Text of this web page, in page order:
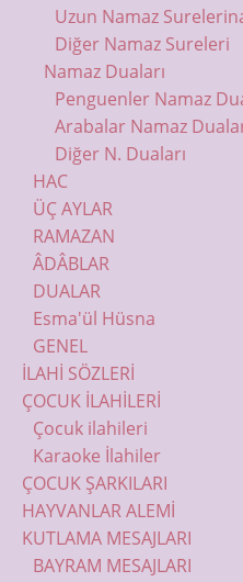
Uzun Namaz Sureleri
Diğer Namaz Sureleri
Namaz Duaları
Penguenler Namaz
Arabalar Namaz
Diğer N. Duaları
HAC
ÜÇ AYLAR
RAMAZAN
ÂDÂBLAR
DUALAR
Esma'ül Hüsna
GENEL
İLAHİ SÖZLERİ
ÇOCUK İLAHİLERİ
Çocuk ilahileri
Karaoke İlahiler
ÇOCUK ŞARKILARI
HAYVANLAR ALEMİ
KUTLAMA MESAJLARI
BAYRAM MESAJLARI